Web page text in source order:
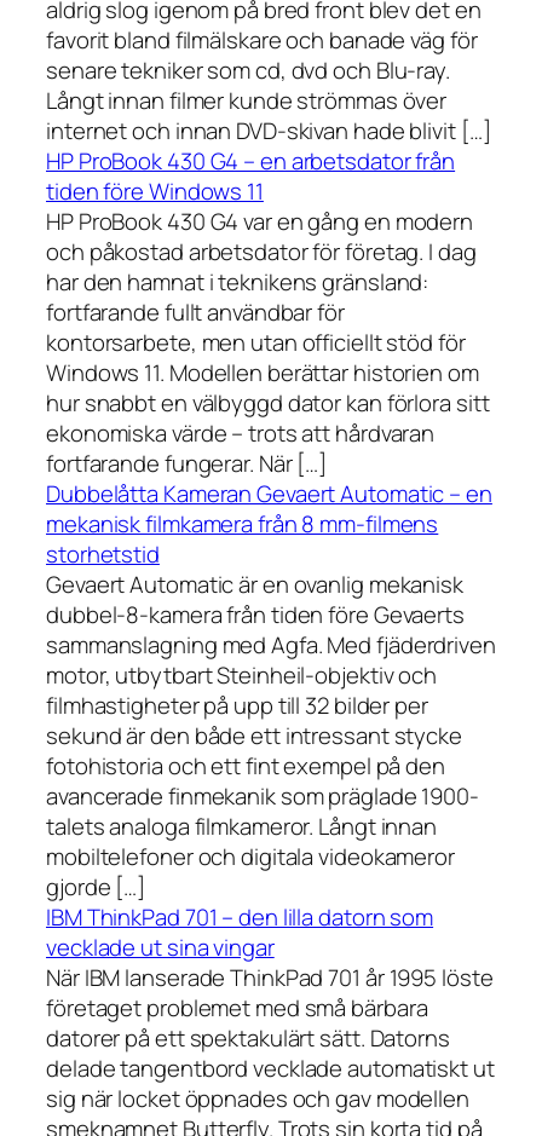
aldrig slog igenom på bred front blev det en
favorit bland filmälskare och banade väg för
senare tekniker som cd, dvd och Blu-ray.
Långt innan filmer kunde strömmas över
internet och innan DVD-skivan hade blivit […]
HP ProBook 430 G4 – en arbetsdator från
tiden före Windows 11
HP ProBook 430 G4 var en gång en modern
och påkostad arbetsdator för företag. I dag
har den hamnat i teknikens gränsland:
fortfarande fullt användbar för
kontorsarbete, men utan officiellt stöd för
Windows 11. Modellen berättar historien om
hur snabbt en välbyggd dator kan förlora sitt
ekonomiska värde – trots att hårdvaran
fortfarande fungerar. När […]
Dubbelåtta Kameran Gevaert Automatic – en
mekanisk filmkamera från 8 mm-filmens
storhetstid
Gevaert Automatic är en ovanlig mekanisk
dubbel-8-kamera från tiden före Gevaerts
sammanslagning med Agfa. Med fjäderdriven
motor, utbytbart Steinheil-objektiv och
filmhastigheter på upp till 32 bilder per
sekund är den både ett intressant stycke
fotohistoria och ett fint exempel på den
avancerade finmekanik som präglade 1900-
talets analoga filmkameror. Långt innan
mobiltelefoner och digitala videokameror
gjorde […]
IBM ThinkPad 701 – den lilla datorn som
vecklade ut sina vingar
När IBM lanserade ThinkPad 701 år 1995 löste
företaget problemet med små bärbara
datorer på ett spektakulärt sätt. Datorns
delade tangentbord vecklade automatiskt ut
sig när locket öppnades och gav modellen
smeknamnet Butterfly. Trots sin korta tid på